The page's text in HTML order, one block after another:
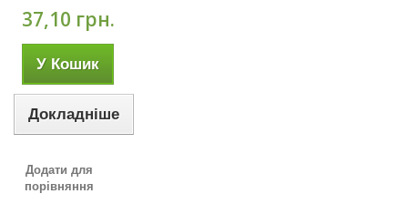
37,10 грн.
У Кошик
Докладніше
Додати для
порівняння